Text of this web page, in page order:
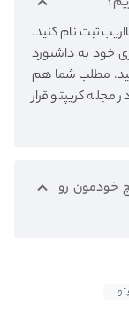
ثبت نام کنید.
خود به داشبورد
مطلب شما هم
مجله کریپتو قرار
خودمون رو